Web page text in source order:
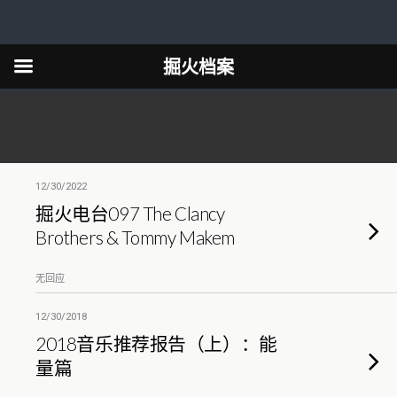
12/30/2022
掘火电台097 The Clancy
Brothers & Tommy Makem
无回应
12/30/2018
2018音乐推荐报告（上）：能
量篇
掘火档案